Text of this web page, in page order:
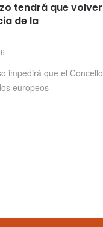
tendrá que volver
de la
impedirá que el Concello
europeos